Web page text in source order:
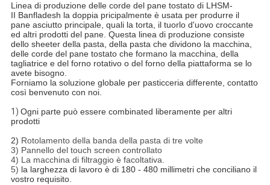
Linea di produzione delle corde del pane tostato di LHSM-
II Banfladesh la doppia pricipalmente è usata per produrre il
pane asciutto principale, quali la torta, il tuorlo d'uovo croccante
ed altri prodotti del pane. Questa linea di produzione consiste
dello sheeter della pasta, della pasta che dividono la macchina,
delle corde del pane tostato che formano la macchina, della
tagliatrice e del forno rotativo o del forno della piattaforma se lo
avete bisogno.
Forniamo la soluzione globale per pasticceria differente, contatto
così benvenuto con noi.
1) Ogni parte può essere combinated liberamente per altri
prodotti
2) Rotolamento della banda della pasta di tre volte
3) Pannello del touch screen controllato
4) La macchina di filtraggio è facoltativa.
5) la larghezza di lavoro è di 180 - 480 millimetri che conciliano il
vostro requisito.